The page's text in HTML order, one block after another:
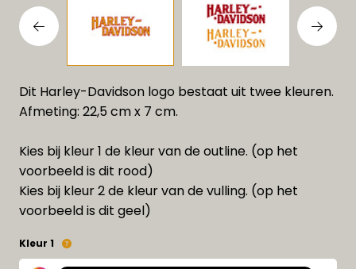
Dit Harley-Davidson logo bestaat uit twee kleuren.
Afmeting: 22,5 cm x 7 cm.
Kies bij kleur 1 de kleur van de outline. (op het
voorbeeld is dit rood)
Kies bij kleur 2 de kleur van de vulling. (op het
voorbeeld is dit geel)
Kleur 1